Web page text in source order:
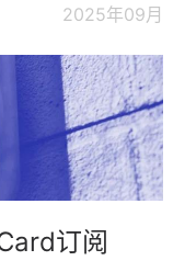
2025年09月
订阅